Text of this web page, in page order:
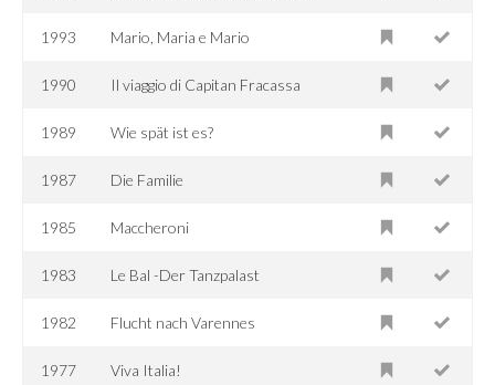
1993 Mario, Maria e Mario
1990 Il viaggio di Capitan Fracassa
1989 Wie spät ist es?
1987 Die Familie
1985 Maccheroni
1983 Le Bal -Der Tanzpalast
1982 Flucht nach Varennes
1977 Viva Italia!